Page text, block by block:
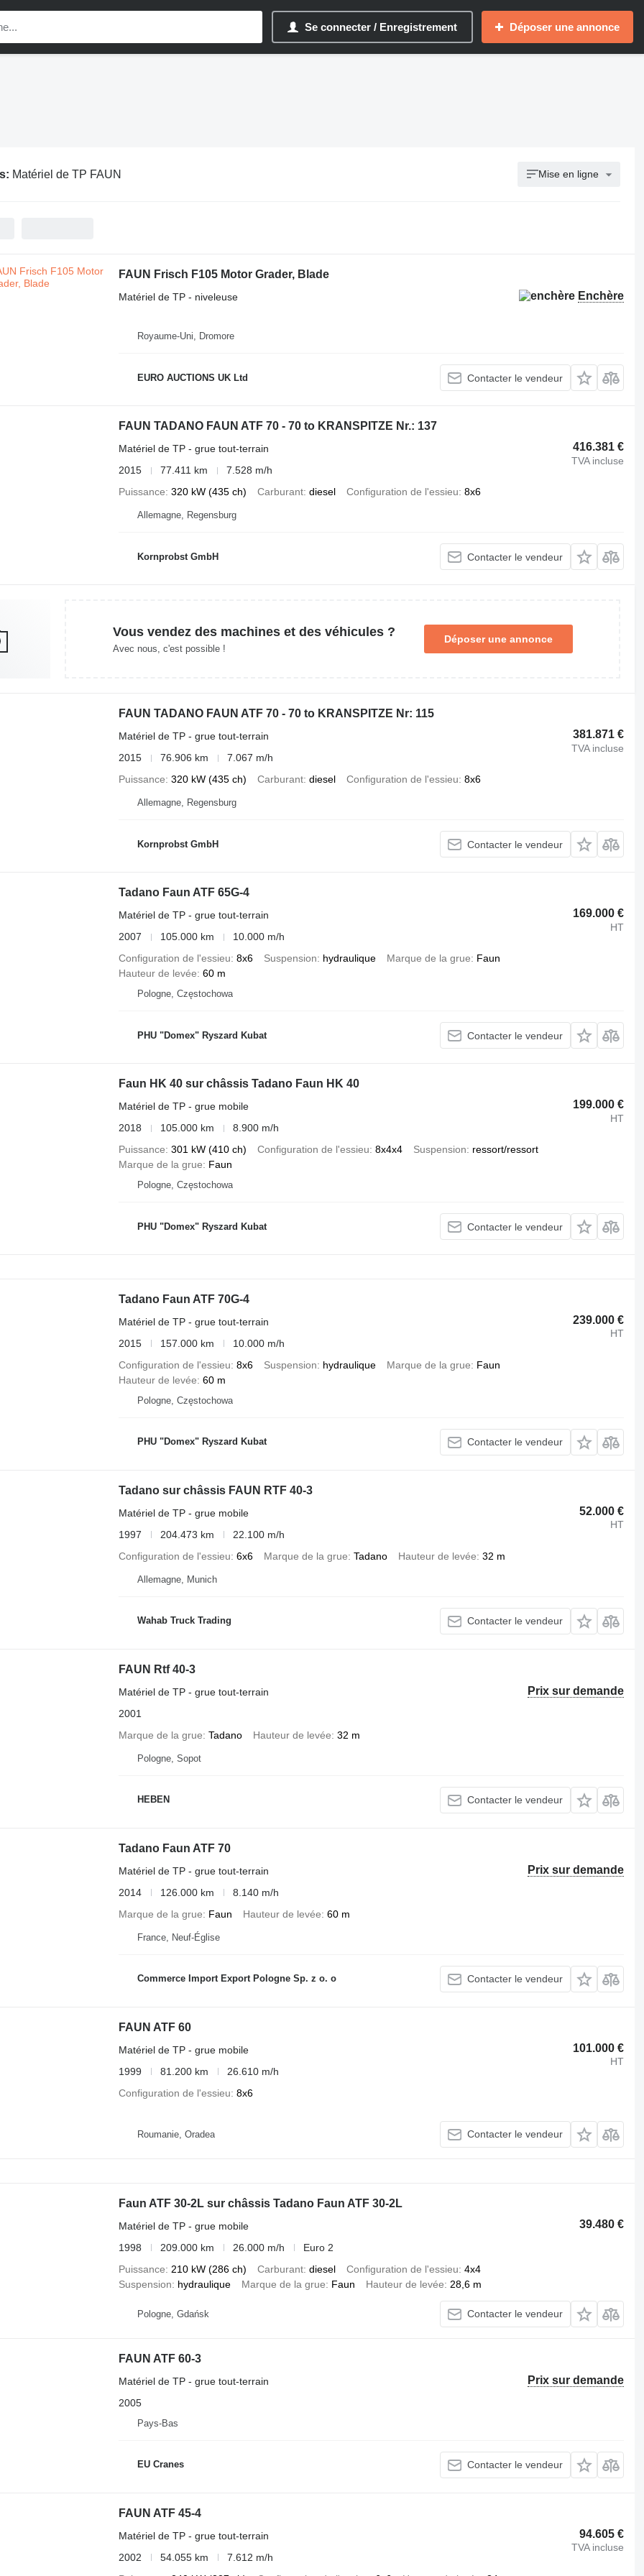
Se connecter / Enregistrement Déposer une annonce
Matériel de TP FAUN Mise en ligne
FAUN Frisch F105 Motor Grader, Blade
Enchère
Matériel de TP - niveleuse
Royaume-Uni, Dromore
EURO AUCTIONS UK Ltd Contacter le vendeur
FAUN TADANO FAUN ATF 70 - 70 to KRANSPITZE Nr.: 137
416.381 €
TVA incluse
Matériel de TP - grue tout-terrain
2015
77.411 km
7.528 m/h
Puissance 320 kW (435 ch) Carburant diesel Configuration de l'essieu 8x6
Allemagne, Regensburg
Kornprobst GmbH Contacter le vendeur
Vous vendez des machines et des véhicules ?
Avec nous, c'est possible !
Déposer une annonce
FAUN TADANO FAUN ATF 70 - 70 to KRANSPITZE Nr: 115
381.871 €
TVA incluse
Matériel de TP - grue tout-terrain
2015
76.906 km
7.067 m/h
Puissance 320 kW (435 ch) Carburant diesel Configuration de l'essieu 8x6
Allemagne, Regensburg
Kornprobst GmbH Contacter le vendeur
Tadano Faun ATF 65G-4
169.000 €
HT
Matériel de TP - grue tout-terrain
2007
105.000 km
10.000 m/h
Configuration de l'essieu 8x6 Suspension hydraulique Marque de la grue
Faun
Hauteur de levée 60 m
Pologne, Częstochowa
PHU "Domex" Ryszard Kubat Contacter le vendeur
Faun HK 40 sur châssis Tadano Faun HK 40
199.000 €
HT
Matériel de TP - grue mobile
2018
105.000 km
8.900 m/h
Puissance 301 kW (410 ch) Configuration de l'essieu 8x4x4 Suspension
ressort/ressort
Marque de la grue
Faun
Pologne, Częstochowa
PHU "Domex" Ryszard Kubat Contacter le vendeur
Tadano Faun ATF 70G-4
239.000 €
HT
Matériel de TP - grue tout-terrain
2015
157.000 km
10.000 m/h
Configuration de l'essieu 8x6 Suspension hydraulique Marque de la grue
Faun
Hauteur de levée 60 m
Pologne, Częstochowa
PHU "Domex" Ryszard Kubat Contacter le vendeur
Tadano sur châssis FAUN RTF 40-3
52.000 €
HT
Matériel de TP - grue mobile
1997
204.473 km
22.100 m/h
Configuration de l'essieu 6x6 Marque de la grue Tadano Hauteur de levée 32 m
Allemagne, Munich
Wahab Truck Trading Contacter le vendeur
FAUN Rtf 40-3
Prix sur demande
Matériel de TP - grue tout-terrain
2001
Marque de la grue Tadano Hauteur de levée 32 m
Pologne, Sopot
HEBEN Contacter le vendeur
Tadano Faun ATF 70
Prix sur demande
Matériel de TP - grue tout-terrain
2014
126.000 km
8.140 m/h
Marque de la grue
Faun Hauteur de levée 60 m
France, Neuf-Église
Commerce Import Export Pologne Sp. z o. o Contacter le vendeur
FAUN ATF 60
101.000 €
HT
Matériel de TP - grue mobile
1999
81.200 km
26.610 m/h
Configuration de l'essieu 8x6
Roumanie, Oradea Contacter le vendeur
Faun ATF 30-2L sur châssis Tadano Faun ATF 30-2L
39.480 €
Matériel de TP - grue mobile
1998
209.000 km 26.000 m/h
Euro 2
Puissance
210 kW (286 ch) Carburant diesel Configuration de l'essieu 4x4
Suspension
hydraulique Marque de la grue Faun Hauteur de levée 28,6 m
Pologne, Gdańsk Contacter le vendeur
FAUN ATF 60-3
Prix sur demande
Matériel de TP - grue tout-terrain
2005
Pays-Bas
EU Cranes Contacter le vendeur
FAUN ATF 45-4
94.605 €
TVA incluse
Matériel de TP - grue tout-terrain
2002
54.055 km
7.612 m/h